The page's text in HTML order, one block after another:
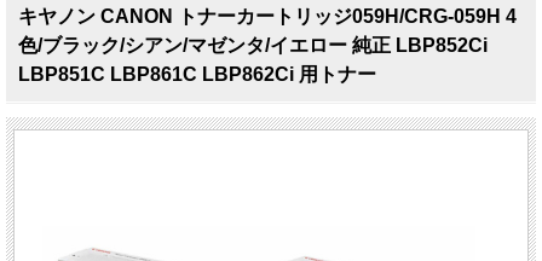
キヤノン CANON トナーカートリッジ059H/CRG-059H 4
色/ブラック/シアン/マゼンタ/イエロー 純正 LBP852Ci
LBP851C LBP861C LBP862Ci 用トナー